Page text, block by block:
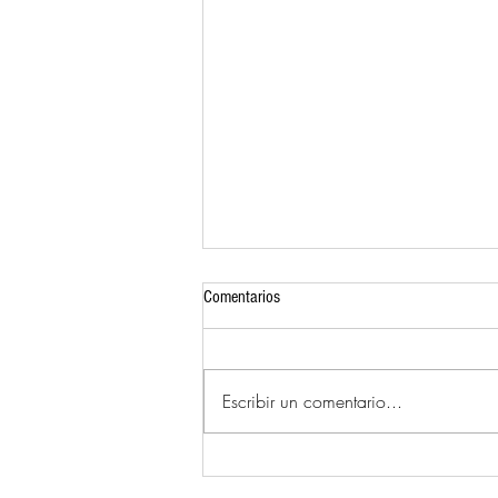
Despierta Mujer
Comentarios
Escribir un comentario...